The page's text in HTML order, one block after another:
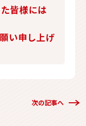
皆様には
い申し上げ
次の記事へ